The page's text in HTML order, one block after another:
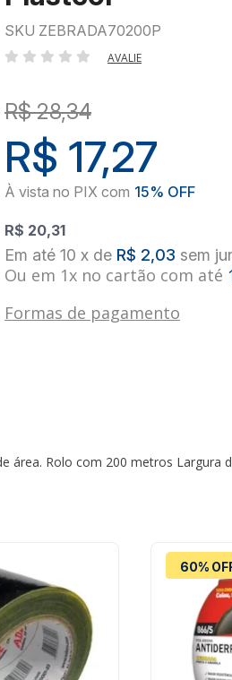
SKU ZEBRADA70200P
AVALIE
R$ 28,34
R$ 20,31
R$ 17,27
10 x de R$ 2,03 sem
Ou em 1x no cartão com até
Formas de pagamento
área. Rolo com 200 metros Largura
60%